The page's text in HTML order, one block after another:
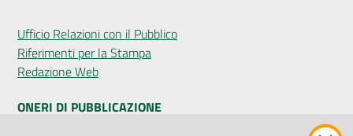
Ufficio Relazioni con il Pubblico
Riferimenti per la Stampa
Redazione Web
ONERI DI PUBBLICAZIONE